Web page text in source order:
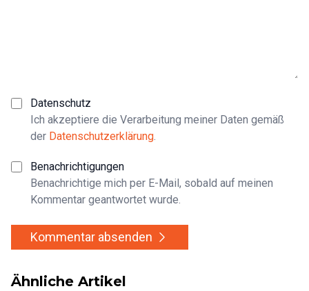
Datenschutz
Ich akzeptiere die Verarbeitung meiner Daten gemäß
der Datenschutzerklärung.
Benachrichtigungen
Benachrichtige mich per E-Mail, sobald auf meinen
Kommentar geantwortet wurde.
Kommentar absenden
Ähnliche Artikel